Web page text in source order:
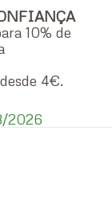
10% de
4€.
2026